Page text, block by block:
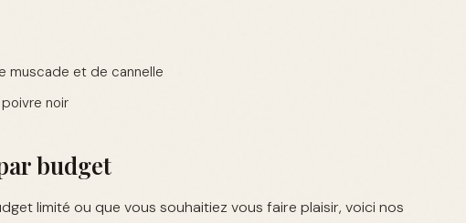
muscade et de cannelle
noir
budget
limité ou que vous souhaitiez vous faire plaisir, voici nos